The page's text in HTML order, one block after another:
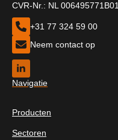
CVR-Nr.: NL 006495771B01
+31 77 324 59 00
Neem contact op
Navigatie
Producten
Sectoren